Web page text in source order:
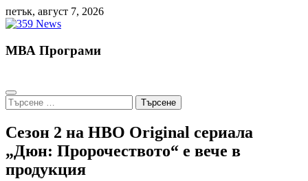
Skip
to
петък, август 7, 2026
МВА Програми
Търсене
за:
Сезон 2 на HBO Original сериала
„Дюн: Пророчеството“ е вече в
продукция